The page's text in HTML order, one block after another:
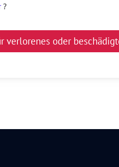
?
verlorenes oder